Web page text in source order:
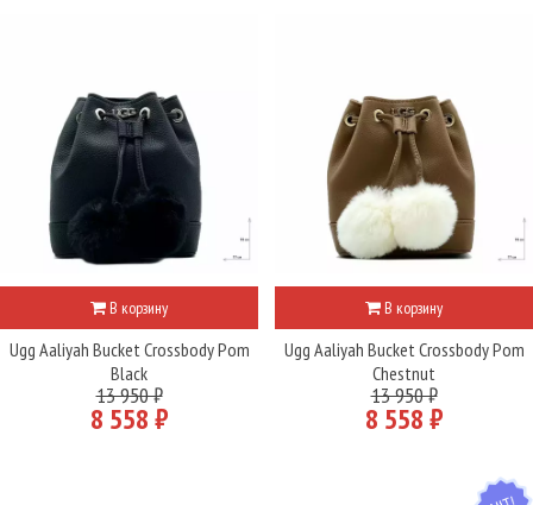
В корзину
Ugg Aaliyah Bucket Crossbody Pom
Black
13 950 ₽
8 558 ₽
В корзину
Ugg Aaliyah Bucket Crossbody Pom
Chestnut
13 950 ₽
8 558 ₽
HIT